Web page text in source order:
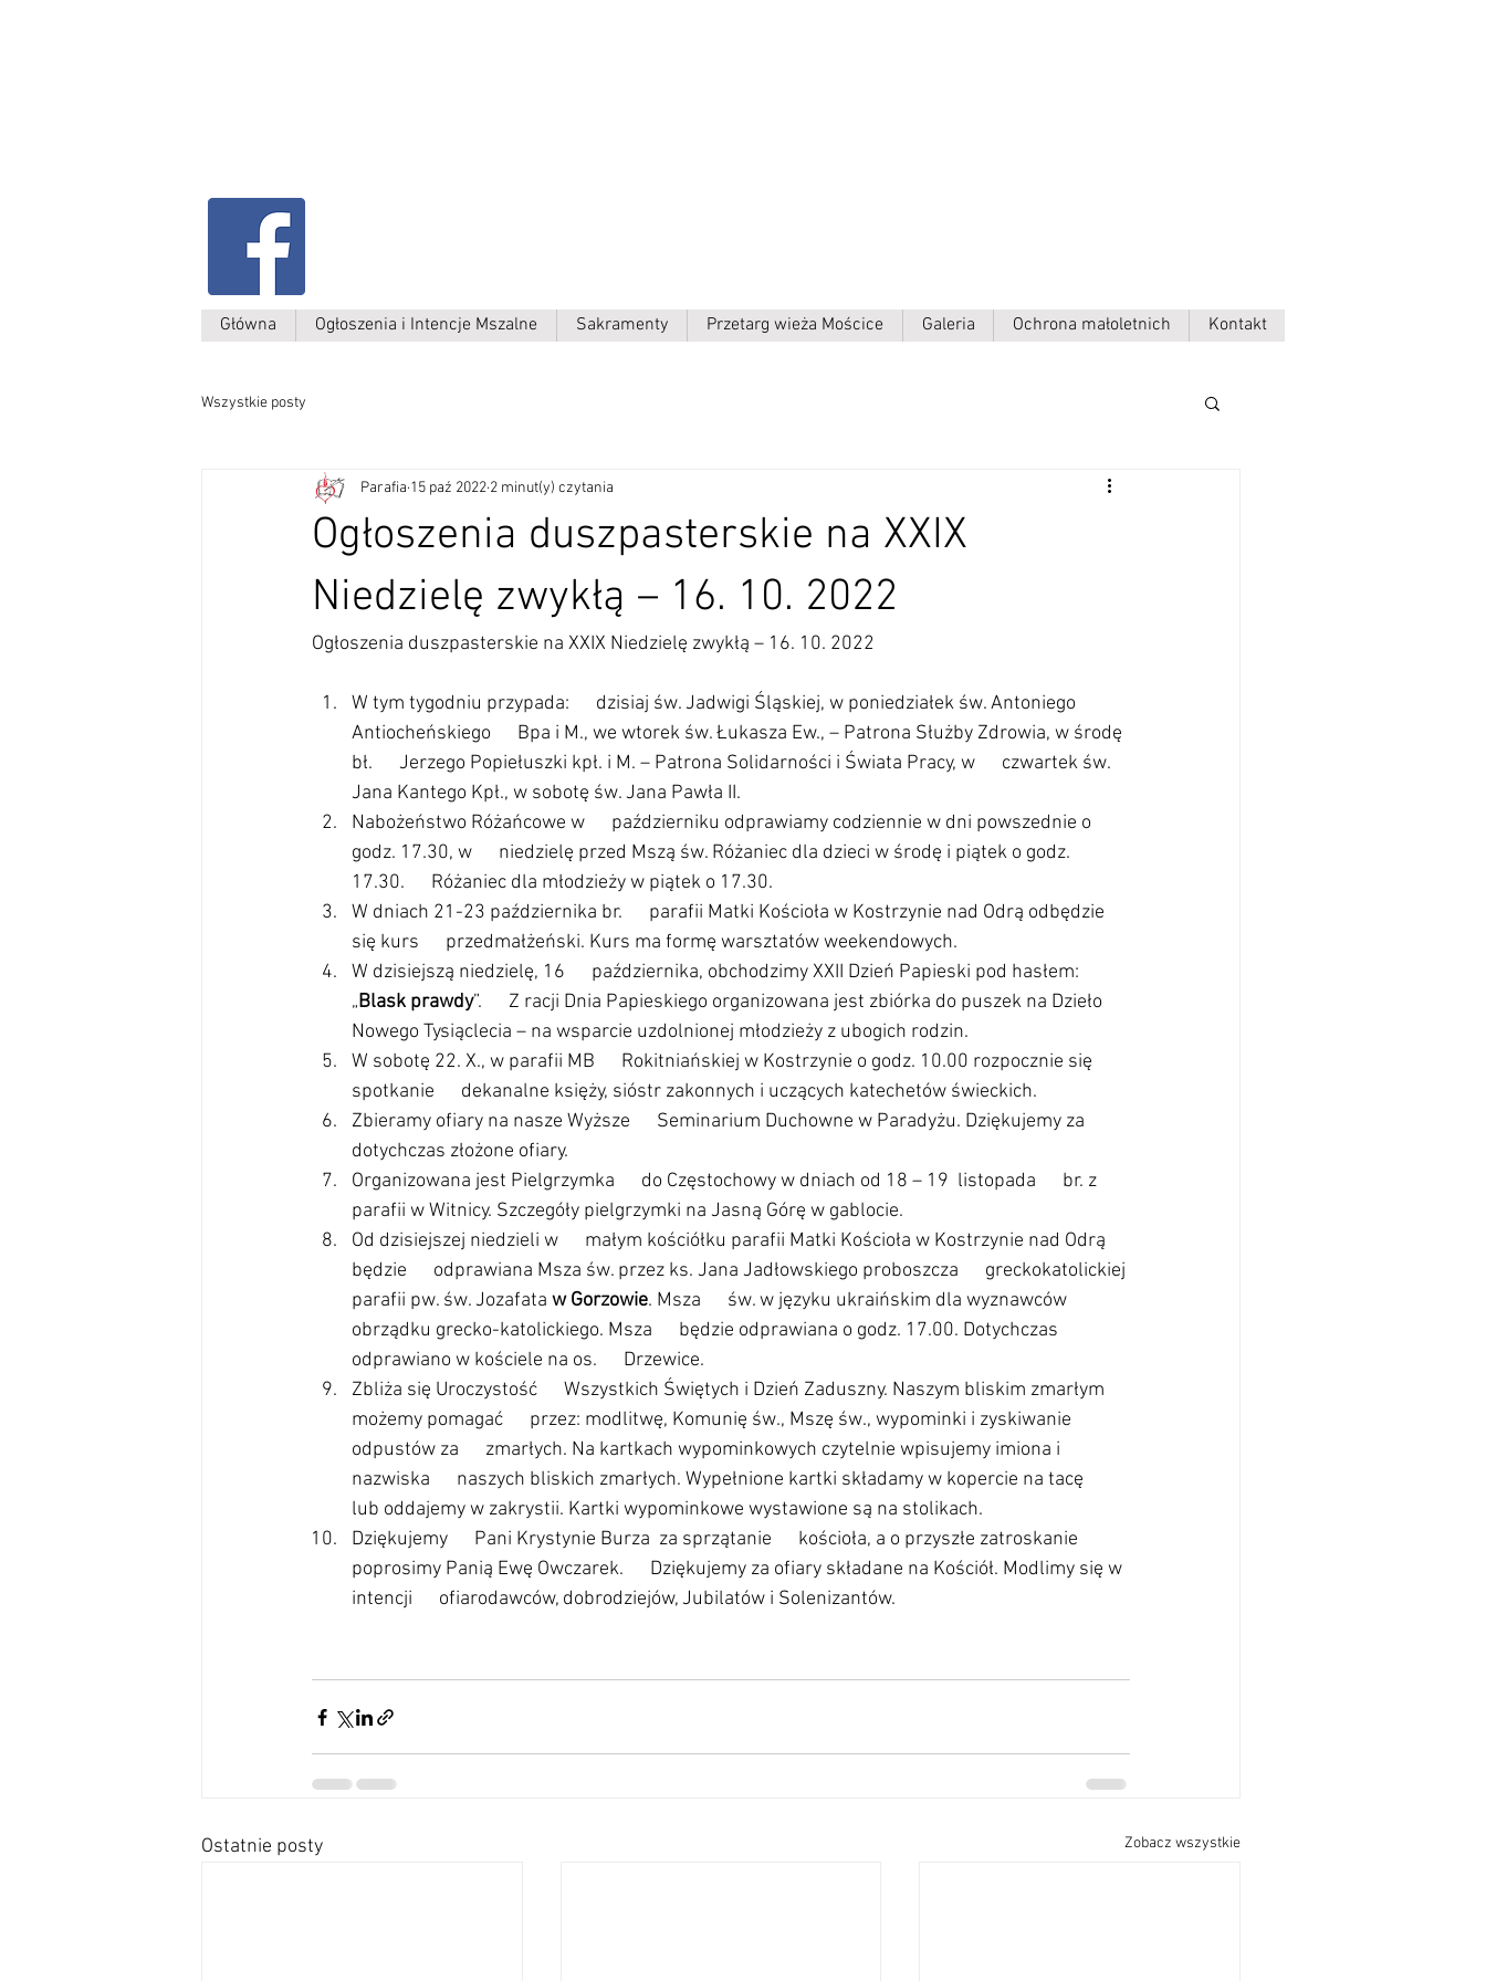
Główna Ogłoszenia i Intencje Mszalne Sakramenty Przetarg wieża Mościce Galeria Ochrona małoletnich Kontakt
Wszystkie posty
Ogłoszenia duszpasterskie na XXIX
Niedzielę zwykłą – 16. 10. 2022
Parafia 15 paź 2022 2 minut(y) czytania
Ogłoszenia duszpasterskie na XXIX Niedzielę zwykłą – 16. 10. 2022
W tym tygodniu przypada:      dzisiaj św. Jadwigi Śląskiej, w poniedziałek św. Antoniego
Antiocheńskiego      Bpa i M., we wtorek św. Łukasza Ew., – Patrona Służby Zdrowia, w środę
bł.      Jerzego Popiełuszki kpł. i M. – Patrona Solidarności i Świata Pracy, w      czwartek św.
Jana Kantego Kpł., w sobotę św. Jana Pawła II.
Nabożeństwo Różańcowe w      październiku odprawiamy codziennie w dni powszednie o
godz. 17.30, w      niedzielę przed Mszą św. Różaniec dla dzieci w środę i piątek o godz.
17.30.      Różaniec dla młodzieży w piątek o 17.30.
W dniach 21-23 października br.      parafii Matki Kościoła w Kostrzynie nad Odrą odbędzie
się kurs      przedmałżeński. Kurs ma formę warsztatów weekendowych.
W dzisiejszą niedzielę, 16      października, obchodzimy XXII Dzień Papieski pod hasłem:
„Blask prawdy”.      Z racji Dnia Papieskiego organizowana jest zbiórka do puszek na Dzieło
Nowego Tysiąclecia – na wsparcie uzdolnionej młodzieży z ubogich rodzin.
W sobotę 22. X., w parafii MB      Rokitniańskiej w Kostrzynie o godz. 10.00 rozpocznie się
spotkanie      dekanalne księży, sióstr zakonnych i uczących katechetów świeckich.
Zbieramy ofiary na nasze Wyższe      Seminarium Duchowne w Paradyżu. Dziękujemy za
dotychczas złożone ofiary.
Organizowana jest Pielgrzymka      do Częstochowy w dniach od 18 – 19  listopada      br. z
parafii w Witnicy. Szczegóły pielgrzymki na Jasną Górę w gablocie.
Od dzisiejszej niedzieli w      małym kościółku parafii Matki Kościoła w Kostrzynie nad Odrą
będzie      odprawiana Msza św. przez ks. Jana Jadłowskiego proboszcza      greckokatolickiej
parafii pw. św. Jozafata w Gorzowie. Msza      św. w języku ukraińskim dla wyznawców
obrządku grecko-katolickiego. Msza      będzie odprawiana o godz. 17.00. Dotychczas
odprawiano w kościele na os.      Drzewice.
Zbliża się Uroczystość      Wszystkich Świętych i Dzień Zaduszny. Naszym bliskim zmarłym
możemy pomagać      przez: modlitwę, Komunię św., Mszę św., wypominki i zyskiwanie
odpustów za      zmarłych. Na kartkach wypominkowych czytelnie wpisujemy imiona i
nazwiska      naszych bliskich zmarłych. Wypełnione kartki składamy w kopercie na tacę
lub oddajemy w zakrystii. Kartki wypominkowe wystawione są na stolikach.
Dziękujemy      Pani Krystynie Burza  za sprzątanie      kościoła, a o przyszłe zatroskanie
poprosimy Panią Ewę Owczarek.      Dziękujemy za ofiary składane na Kościół. Modlimy się w
intencji      ofiarodawców, dobrodziejów, Jubilatów i Solenizantów.
Ostatnie posty Zobacz wszystkie